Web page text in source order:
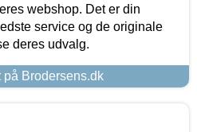
webshop. Det er din
service og de originale
deres udvalg.
på Brodersens.dk